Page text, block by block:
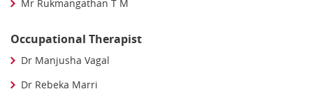
Mr Rukmangathan T M
Occupational Therapist
Dr Manjusha Vagal
Dr Rebeka Marri